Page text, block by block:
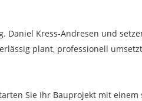
Daniel Kress-Andresen und
plant, professionell
Sie Ihr Bauprojekt mit